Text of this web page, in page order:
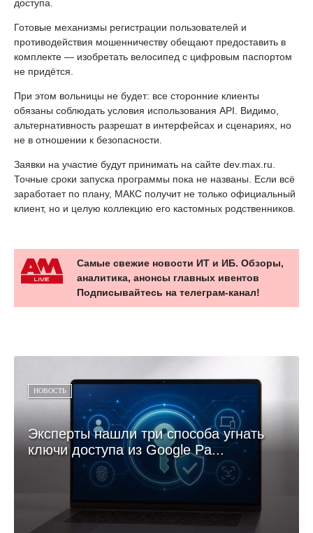
доступа.
Готовые механизмы регистрации пользователей и
противодействия мошенничеству обещают предоставить в
комплекте — изобретать велосипед с цифровым паспортом
не придётся.
При этом вольницы не будет: все сторонние клиенты
обязаны соблюдать условия использования API. Видимо,
альтернативность разрешат в интерфейсах и сценариях, но
не в отношении к безопасности.
Заявки на участие будут принимать на сайте dev.max.ru.
Точные сроки запуска программы пока не названы. Если всё
заработает по плану, МАКС получит не только официальный
клиент, но и целую коллекцию его кастомных родственников.
Самые свежие новости ИТ и ИБ. Обзоры,
аналитика, анонсы главных ивентов
Подписывайтесь на телеграм-канал!
НОВОСТЬ
Эксперты нашли три способа угнать
ключи доступа из Google Pa...